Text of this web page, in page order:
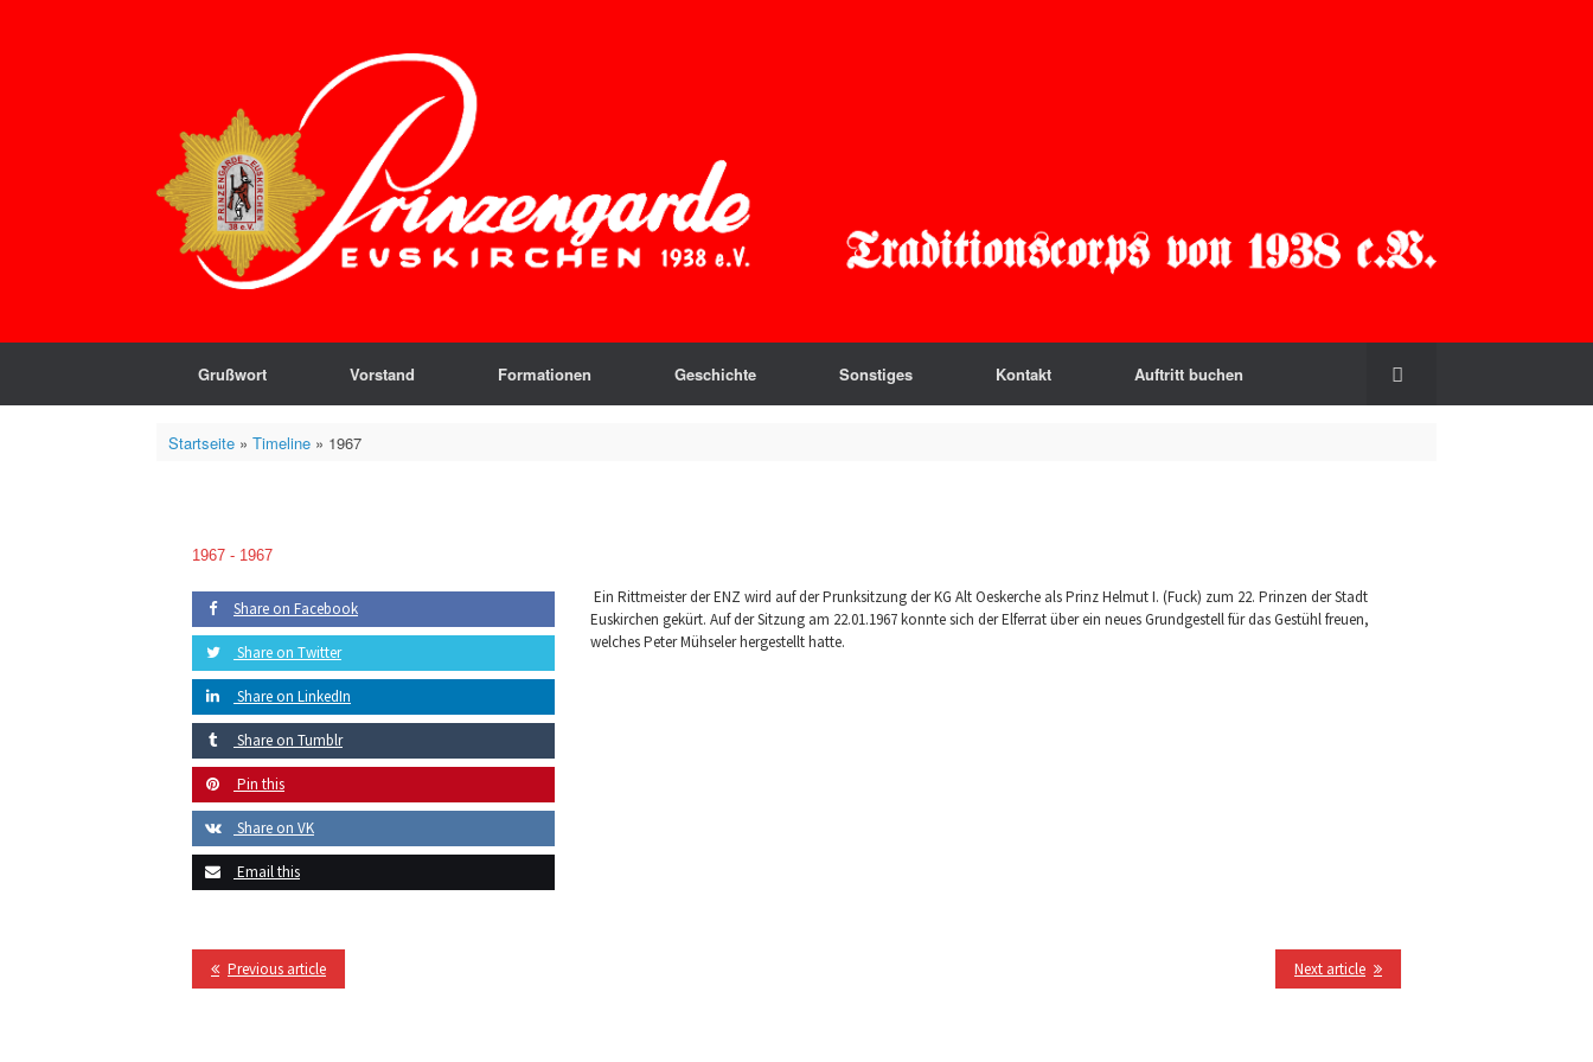
Grußwort Vorstand Formationen Geschichte Sonstiges Kontakt Auftritt buchen
Startseite» Timeline» 1967
1967 - 1967
Share on Facebook
Share on Twitter
Share on LinkedIn
Share on Tumblr
Pin this
Share on VK
Email this
Ein Rittmeister der ENZ wird auf der Prunksitzung der KG Alt Oeskerche als Prinz Helmut I. (Fuck) zum 22. Prinzen der Stadt
Euskirchen gekürt. Auf der Sitzung am 22.01.1967 konnte sich der Elferrat über ein neues Grundgestell für das Gestühl freuen,
welches Peter Mühseler hergestellt hatte.
Next article
Previous article